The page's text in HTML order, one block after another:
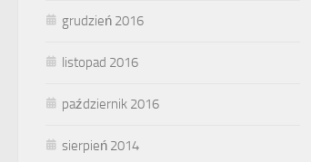
grudzień 2016
listopad 2016
październik 2016
sierpień 2014